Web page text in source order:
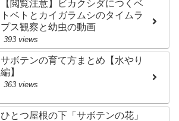
【閲覧注意】ビカクシダにつくベ
トベトとカイガラムシのタイムラ
プス観察と幼虫の動画
393 views
サボテンの育て方まとめ【水やり
編】
363 views
ひとつ屋根の下「サボテンの花」